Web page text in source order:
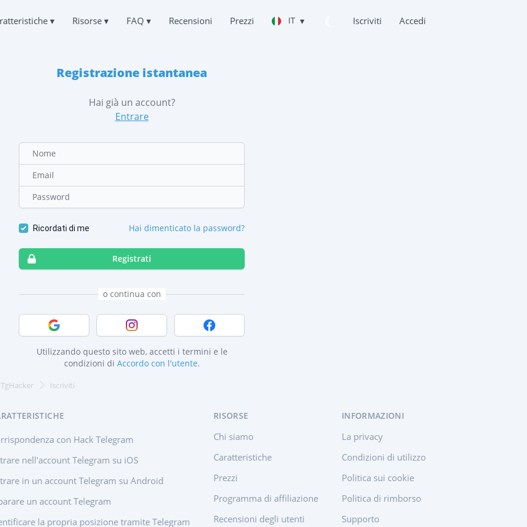
▾ Risorse ▾ FAQ ▾ Recensioni Prezzi IT ▾ Iscriviti Accedi
i messaggi di Telegram
di hacking per iPhone
L'ACCOUNT TELEGRAM
le chat cancellate
VIA TELEGRAM
dove si trova l'utente
L'ATTIVITÀ DI TELEGRAM
IL CANALE TELEGRAM
hack per chat di gruppo
Domande frequenti
Sempre online e pronti a rispondere
LA PRIVACY
CONDIZIONI DI UTILIZZO
POLITICA SUI COOKIE
PROGRAMMA DI AFFILIAZIONE
CARATTERISTICHE
Come hackerare un canale Telegram
Come recuperare un gruppo Telegram violato
Français
Portuguese (Brazil)
Registrazione istantanea
Hai già un account?
Entrare
Nome
Email
Password
Ricordati di me Hai dimenticato la password?
Registrati
o continua con
Accedi con Google Accedi con InstagramAccedi con Facebook
Utilizzando questo sito web, accetti i termini e le
condizioni di Accordo con l'utente.
Iscriviti
con Hack Telegram
nell'account Telegram su iOS
in un account Telegram su Android
un account Telegram
la propria posizione tramite Telegram
RISORSE
Chi siamo
Caratteristiche
Prezzi
Programma di affiliazione
Recensioni degli utenti
INFORMAZIONI
La privacy
Condizioni di utilizzo
Politica sui cookie
Politica di rimborso
Supporto